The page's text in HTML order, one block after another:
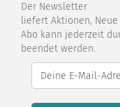
Der Newsletter
liefert Aktionen,
Abo kann jederzeit
beendet werden.